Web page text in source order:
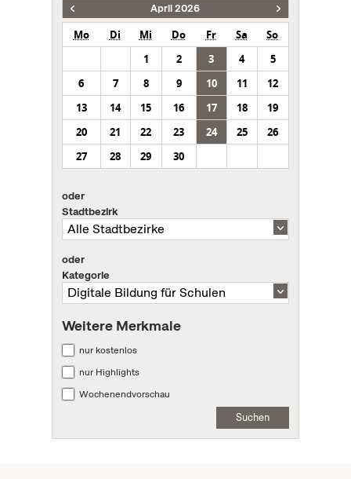
April 2026
Mo Di Mi Do Fr Sa
So
1
2 3 4
5
6
7 8 9 10 11
12
13
14 15 16 17 18
19
20
21 22 23 24 25
26
27
28 29 30
oder
Stadtbezirk
oder
Kategorie
Weitere Merkmale
nur kostenlos
nur Highlights
Wochenendvorschau
Suchen